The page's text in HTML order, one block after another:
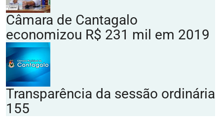
Câmara de Cantagalo
economizou R$ 231 mil em 2019
Transparência da sessão ordinária
155